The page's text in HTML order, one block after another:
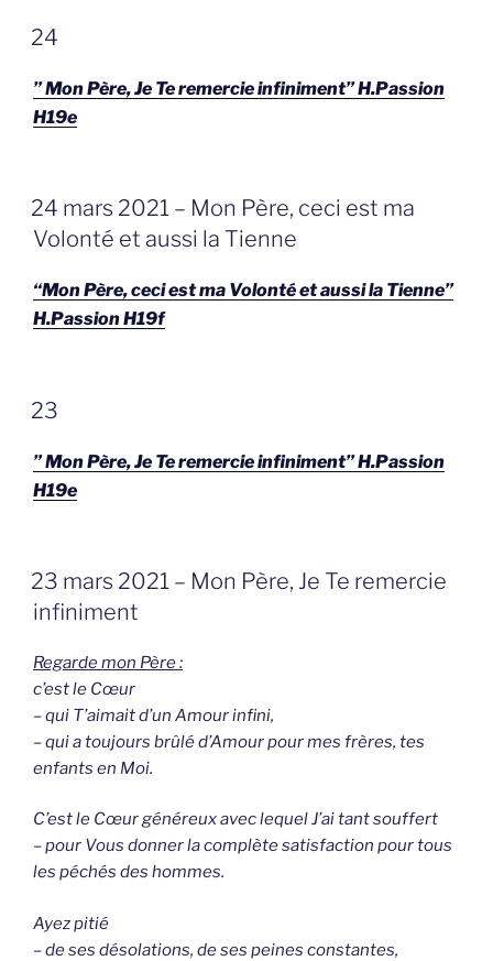
GEPLAATST
OP
24
” Mon Père, Je Te remercie infiniment” H.Passion
H19e
GEPLAATST
OP
24 mars 2021 – Mon Père, ceci est ma
Volonté et aussi la Tienne
“Mon Père, ceci est ma Volonté et aussi la Tienne”
H.Passion H19f
GEPLAATST
OP
23
” Mon Père, Je Te remercie infiniment” H.Passion
H19e
GEPLAATST
OP
23 mars 2021 – Mon Père, Je Te remercie
infiniment
Regarde mon Père :
c’est le Cœur
– qui T’aimait d’un Amour infini,
– qui a toujours brûlé d’Amour pour mes frères, tes
enfants en Moi.
C’est le Cœur généreux avec lequel J’ai tant souffert
– pour Vous donner la complète satisfaction pour tous
les péchés des hommes.
Ayez pitié
– de ses désolations, de ses peines constantes,